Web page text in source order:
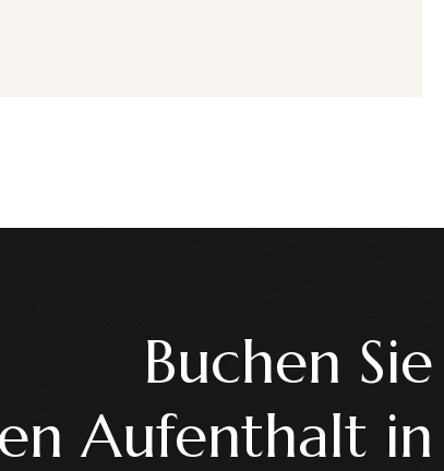
Buchen Sie
Aufenthalt in